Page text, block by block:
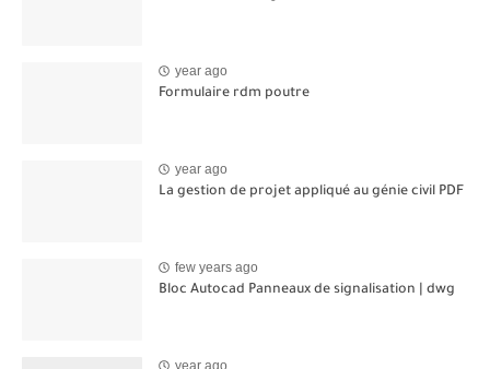
year ago
Formulaire rdm poutre
year ago
La gestion de projet appliqué au génie civil PDF
few years ago
Bloc Autocad Panneaux de signalisation | dwg
year ago